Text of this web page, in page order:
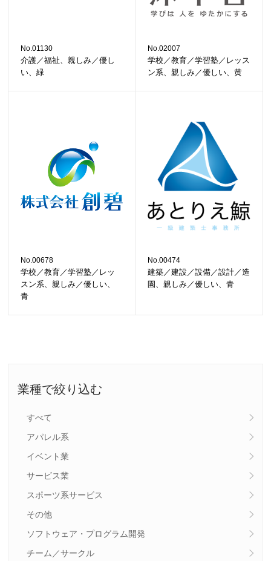
業種で絞り込む
すべて
アパレル系
イベント業
サービス業
スポーツ系サービス
その他
ソフトウェア・プログラム開発
チーム／サークル
No.01130
介護／福祉、親しみ／優し
い、緑
No.02007
学校／教育／学習塾／レッス
ン系、親しみ／優しい、黄
No.00678
学校／教育／学習塾／レッ
スン系、親しみ／優しい、
青
No.00474
建築／建設／設備／設計／造
園、親しみ／優しい、青